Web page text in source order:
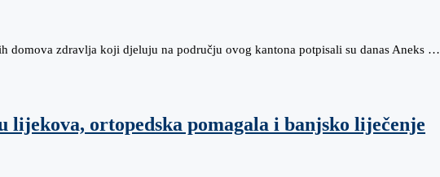
domova zdravlja koji djeluju na području ovog kantona potpisali su danas Aneks …
lijekova, ortopedska pomagala i banjsko liječenje